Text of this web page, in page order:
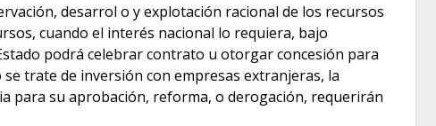
desarrol o y explotación racional de los recursos
cuando el interés nacional lo requiera, bajo
podrá celebrar contrato u otorgar concesión para
trate de inversión con empresas extranjeras, la
para su aprobación, reforma, o derogación, requerirán